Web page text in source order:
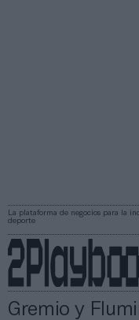
La plataforma de negocios para la
deporte
Gremio y